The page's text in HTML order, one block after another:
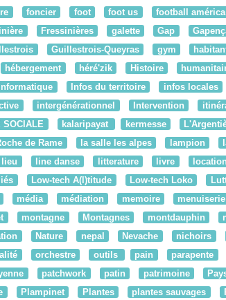
foncier foot foot us football
Fressinières galette Gap
Guillestrois-Queyras gym
hébergement héré'zik Histoire
Infos du territoire infos locales
intergénérationnel Intervention
SOCIALE kalaripayat kermesse
de Rame la salle les alpes lampion
lieu line danse litterature livre
Low-tech A(l)titude Low-tech Loko
média médiation memoire menuiserie
montagne Montagnes montdauphin
Nature nepal Nevache nichoirs
orchestre outils pain parapente
patchwork patin patrimoine
Plampinet Plantes plantes sauvages